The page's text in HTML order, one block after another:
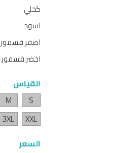
كحلي
اسود
اصفر فسفور
اخضر فسفور
القياس
S
M
XXL
3XL
السعر